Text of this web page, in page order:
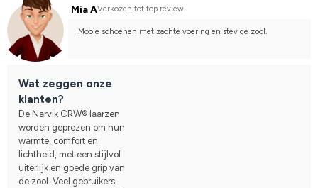
Mia AVerkozen tot top review
Mooie schoenen met zachte voering en stevige zool.
Wat zeggen onze
klanten?
De Narvik CRW® laarzen
worden geprezen om hun
warmte, comfort en
lichtheid, met een stijlvol
uiterlijk en goede grip van
de zool. Veel gebruikers